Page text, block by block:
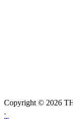
Copyright © 2026
.